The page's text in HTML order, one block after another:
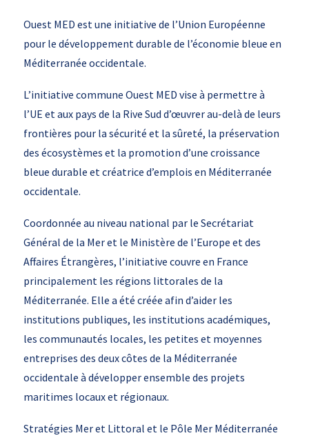
Ouest MED est une initiative de l’Union Européenne
pour le développement durable de l’économie bleue en
Méditerranée occidentale.
L’initiative commune Ouest MED vise à permettre à
l’UE et aux pays de la Rive Sud d’œuvrer au-delà de leurs
frontières pour la sécurité et la sûreté, la préservation
des écosystèmes et la promotion d’une croissance
bleue durable et créatrice d’emplois en Méditerranée
occidentale.
Coordonnée au niveau national par le Secrétariat
Général de la Mer et le Ministère de l’Europe et des
Affaires Étrangères, l’initiative couvre en France
principalement les régions littorales de la
Méditerranée. Elle a été créée afin d’aider les
institutions publiques, les institutions académiques,
les communautés locales, les petites et moyennes
entreprises des deux côtes de la Méditerranée
occidentale à développer ensemble des projets
maritimes locaux et régionaux.
Stratégies Mer et Littoral et le Pôle Mer Méditerranée